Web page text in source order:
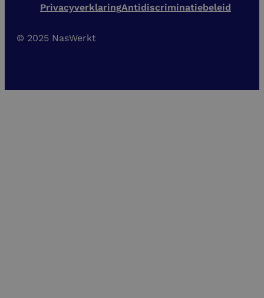
PrivacyverklaringAntidiscriminatiebeleid
© 2025 NasWerkt